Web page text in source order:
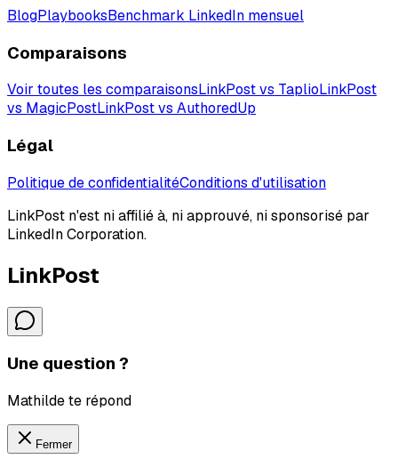
BlogPlaybooksBenchmark LinkedIn mensuel
Comparaisons
Voir toutes les comparaisonsLinkPost vs TaplioLinkPost
vs MagicPostLinkPost vs AuthoredUp
Légal
Politique de confidentialitéConditions d'utilisation
LinkPost n'est ni affilié à, ni approuvé, ni sponsorisé par
LinkedIn Corporation.
LinkPost
Une question ?
Mathilde te répond
Fermer